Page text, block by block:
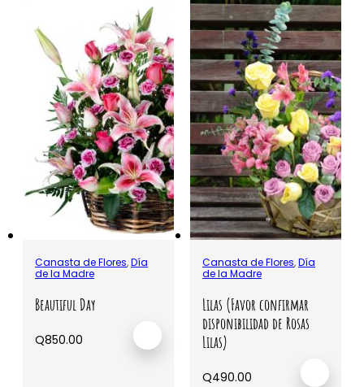
Canasta de Flores,Día
de la Madre
Beautiful Day
Q850.00
Canasta de Flores,Día
de la Madre
Lilas (Favor confirmar
disponibilidad de Rosas
Lilas)
Q490.00